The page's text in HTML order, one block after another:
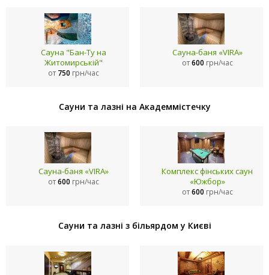
Сауна "Бан-Ту на
Житомирській"
от 750 грн/час
Сауна-баня «VIRA»
от600 грн/час
Сауни та лазні на Академмістечку
Сауна-баня «VIRA»
от600 грн/час
Комплекс фінських саун
«Южбор»
от600 грн/час
Сауни та лазні з більярдом у Києві